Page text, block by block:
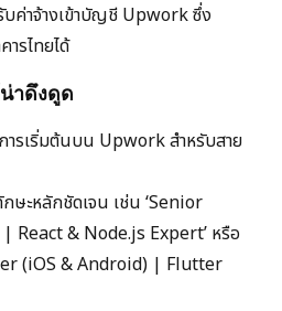
ค่าจ้างเข้าบัญชี Upwork ซึ่ง
รไทยได้
าดึงดูด
ารเริ่มต้นบน Upwork สำหรับสาย
ษะหลักชัดเจน เช่น ‘Senior
& Node.js Expert’ หรือ
(iOS & Android) | Flutter